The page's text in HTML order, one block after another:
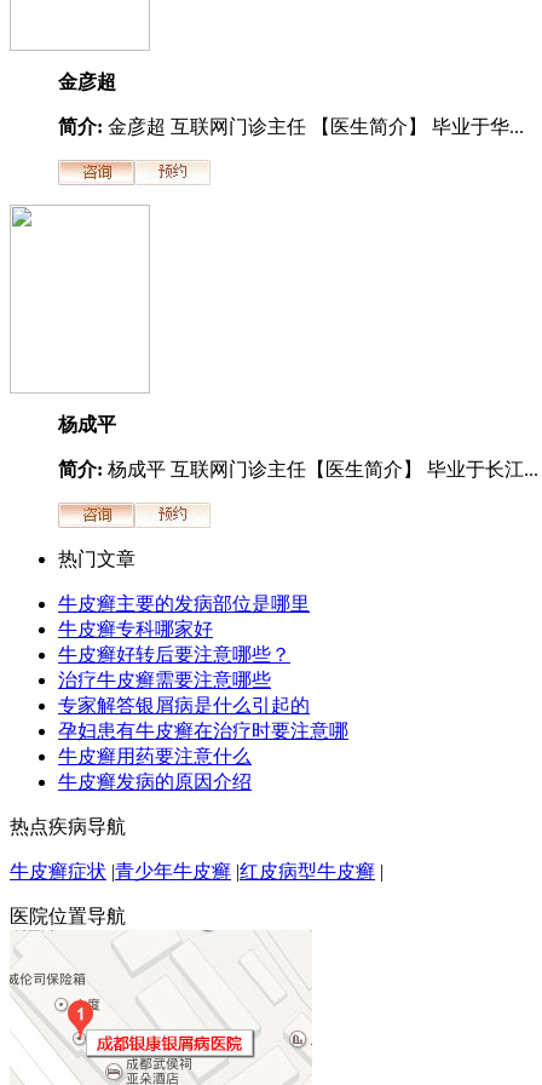
金彦超
简介: 金彦超 互联网门诊主任 【医生简介】 毕业于华...
杨成平
简介: 杨成平 互联网门诊主任【医生简介】 毕业于长江...
热门文章
牛皮癣主要的发病部位是哪里
牛皮癣专科哪家好
牛皮癣好转后要注意哪些？
治疗牛皮癣需要注意哪些
专家解答银屑病是什么引起的
孕妇患有牛皮癣在治疗时要注意哪
牛皮癣用药要注意什么
牛皮癣发病的原因介绍
热点疾病导航
牛皮癣症状 |青少年牛皮癣 |红皮病型牛皮癣 |
医院位置导航